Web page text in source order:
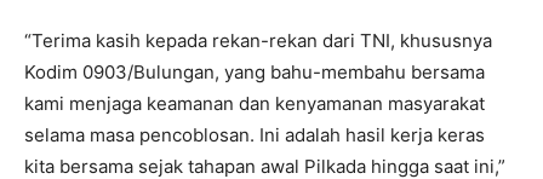
“Terima kasih kepada rekan-rekan dari TNI, khususnya
Kodim 0903/Bulungan, yang bahu-membahu bersama
kami menjaga keamanan dan kenyamanan masyarakat
selama masa pencoblosan. Ini adalah hasil kerja keras
kita bersama sejak tahapan awal Pilkada hingga saat ini,”